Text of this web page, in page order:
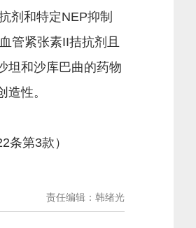
剂和特定NEP抑制
管紧张素II拮抗剂且
坦和沙库巴曲的药物
性。
第3款）
责任编辑：韩绪光